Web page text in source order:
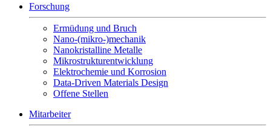
Forschung
Ermüdung und Bruch
Nano-(mikro-)mechanik
Nanokristalline Metalle
Mikrostrukturentwicklung
Elektrochemie und Korrosion
Data-Driven Materials Design
Offene Stellen
Mitarbeiter